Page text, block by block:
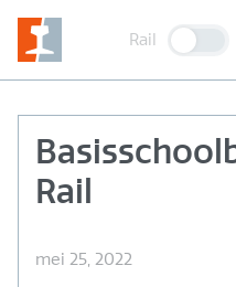
Rail
Rail
mei 25, 2022